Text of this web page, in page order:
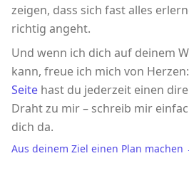
zeigen, dass sich fast alles
richtig angeht.
Und wenn ich dich auf deinem
kann, freue ich mich von
Seite hast du jederzeit einen
Draht zu mir – schreib mir
dich da.
Aus deinem Ziel einen Plan machen